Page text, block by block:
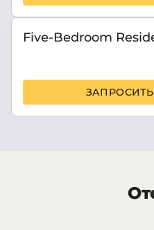
Five-Bedroom